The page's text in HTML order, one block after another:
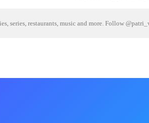
series, restaurants, music and more. Follow